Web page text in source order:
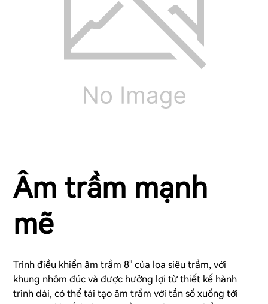
Âm trầm mạnh
mẽ
Trình điều khiển âm trầm 8" của loa siêu trầm, với
khung nhôm đúc và được hưởng lợi từ thiết kế hành
trình dài, có thể tái tạo âm trầm với tần số xuống tới